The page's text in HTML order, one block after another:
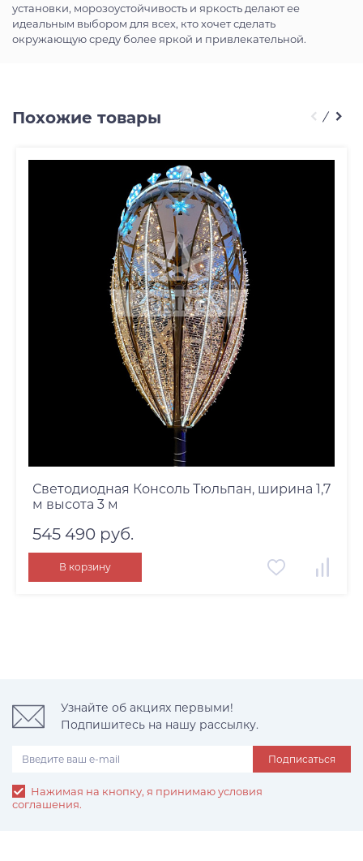
установки, морозоустойчивость и яркость делают ее
идеальным выбором для всех, кто хочет сделать
окружающую среду более яркой и привлекательной.
Похожие товары
Светодиодная Консоль Тюльпан, ширина 1,7
м высота 3 м
545 490 руб.
В корзину
Узнайте об акциях первыми!
Подпишитесь на нашу рассылку.
Подписаться
Нажимая на кнопку, я принимаю условия
соглашения.